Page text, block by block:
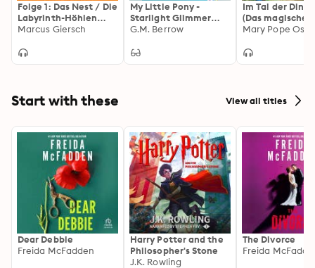
Folge 1: Das Nest / Die
Labyrinth-Höhlen
(Das Original-Hörspiel
Marcus Giersch
My Little Pony -
Starlight Glimmer
und das geheime
G.M. Berrow
Im Tal der
(Das magische
Baumhaus 1)
Mary Pope
Start with these View all titles
Dear Debbie
Freida McFadden
Harry Potter and the
Philosopher's Stone
J.K. Rowling
The Divorce
Freida